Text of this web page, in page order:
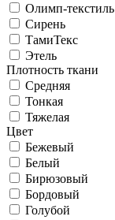
Олимп-текстиль
Сирень
ТамиТекс
Этель
Плотность ткани
Средняя
Тонкая
Тяжелая
Цвет
Бежевый
Белый
Бирюзовый
Бордовый
Голубой